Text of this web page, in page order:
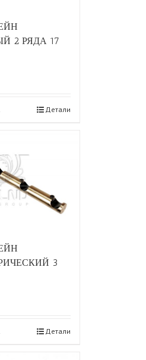
2 РЯДА 17
Детали
3
Детали